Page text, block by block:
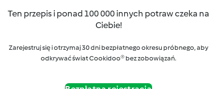
Ten przepis i ponad 100 000 innych potraw czeka na
Ciebie!
Zarejestruj się i otrzymaj 30 dni bezpłatnego okresu próbnego, aby
odkrywać świat Cookidoo® bez zobowiązań.